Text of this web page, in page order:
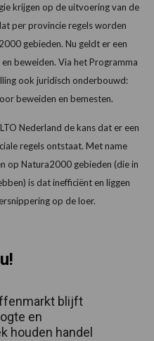
krijgen op de uitvoering van de
per provincie regels worden
gebieden. Nu geldt er een
beweiden. Via het Programma
ook juridisch onderbouwd:
beweiden en bemesten.
Nederland de kans dat er een
regels ontstaat. Met name
op Natura2000 gebieden (die in
is dat inefficiënt en liggen
op de loer.
blijft
en
houden handel